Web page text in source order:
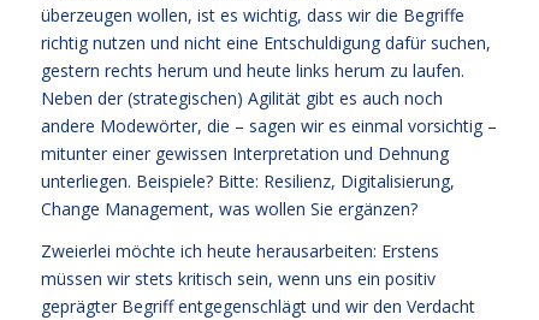
überzeugen wollen, ist es wichtig, dass wir die Begriffe
richtig nutzen und nicht eine Entschuldigung dafür suchen,
gestern rechts herum und heute links herum zu laufen.
Neben der (strategischen) Agilität gibt es auch noch
andere Modewörter, die – sagen wir es einmal vorsichtig –
mitunter einer gewissen Interpretation und Dehnung
unterliegen. Beispiele? Bitte: Resilienz, Digitalisierung,
Change Management, was wollen Sie ergänzen?
Zweierlei möchte ich heute herausarbeiten: Erstens
müssen wir stets kritisch sein, wenn uns ein positiv
geprägter Begriff entgegenschlägt und wir den Verdacht